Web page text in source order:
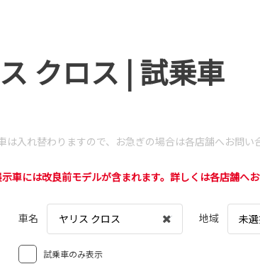
クロス | 試乗車
は入れ替わりますので、 お急ぎの場合は各店舗へお問い
車には改良前モデルが含まれます。詳しくは各店舗へお
車名 ヤリス クロス 地域 未
試乗車のみ表示